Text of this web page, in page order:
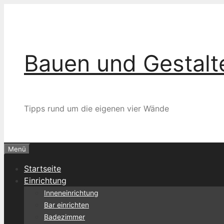
Bauen und
Tipps rund um die eigenen vier Wände
Menü
Startseite
Einrichtung
Inneneinrichtung
Bar einrichten
Badezimmer